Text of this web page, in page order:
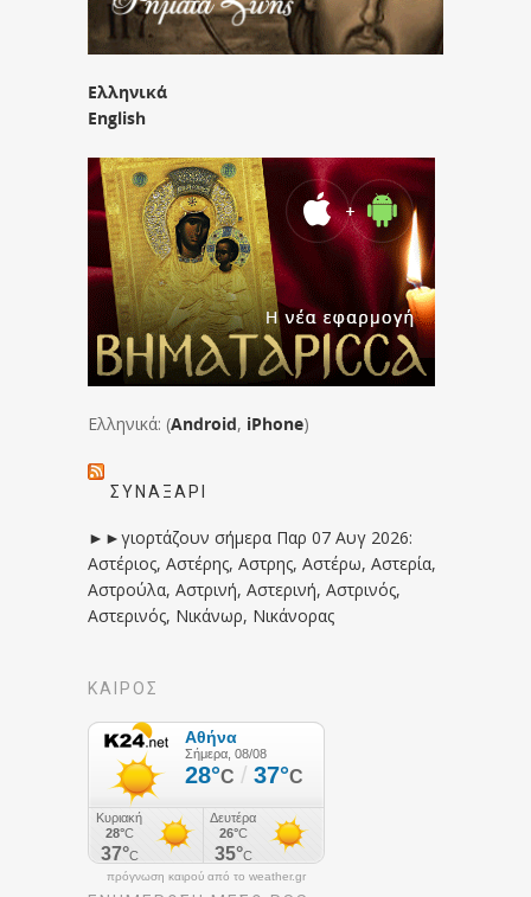
Ελληνικά
English
Ελληνικά: (Android, iPhone)
ΣΥΝΑΞΆΡΙ
►►γιορτάζουν σήμερα Παρ 07 Αυγ 2026:
Αστέριος, Αστέρης, Αστρης, Αστέρω, Αστερία,
Αστρούλα, Αστρινή, Αστερινή, Αστρινός,
Αστερινός, Νικάνωρ, Νικάνορας
ΚΑΙΡΟΣ
πρόγνωση καιρού από το weather.gr